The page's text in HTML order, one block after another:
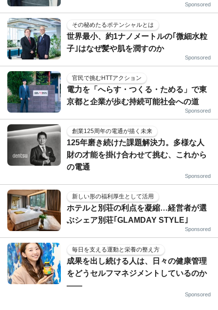
Sponsored
その秘めたるポテンシャルとは
世界最小、約1ナノメートルの｢微細水粒
子｣はなぜ髪や肌を潤すのか
Sponsored
官民で挑むHTTアクション
電力を「へらす・つくる・ためる」で東
京都と企業が歩む持続可能社会への道
Sponsored
創業125周年の電通が描く未来
125年磨き続けた課題解決力。多様な人
財の才能を掛け合わせて挑む、これから
の電通
Sponsored
新しい形の福利厚生として活用
ホテルと別荘の利点を凝縮…経営者が選
ぶシェア別荘｢GLAMDAY STYLE｣
Sponsored
毎日を支える運動と栄養の整え方
成果を出し続ける人は、日々の健康管理
をどうセルフマネジメントしているのか
——
Sponsored